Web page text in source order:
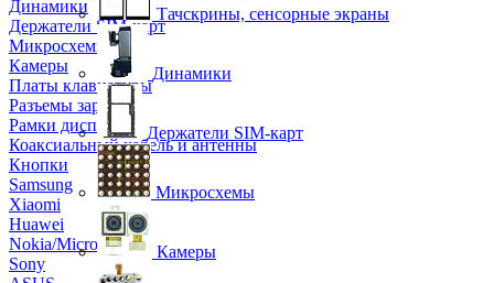
Динамики
Держатели SIM-карт
Микросхемы
Камеры
Платы клавиатуры
Разъемы зарядки
Рамки дисплея
Коаксиальный кабель и антенны
Кнопки
Samsung
Xiaomi
Huawei
Nokia/Microsoft
Sony
Тачскрины, сенсорные экраны
Динамики
Держатели SIM-карт
Микросхемы
Камеры